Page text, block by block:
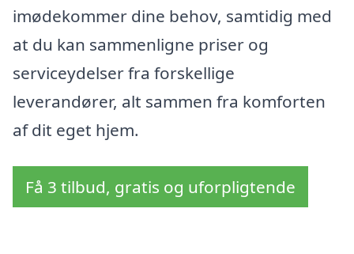
imødekommer dine behov, samtidig med
at du kan sammenligne priser og
serviceydelser fra forskellige
leverandører, alt sammen fra komforten
af dit eget hjem.
Få 3 tilbud, gratis og uforpligtende